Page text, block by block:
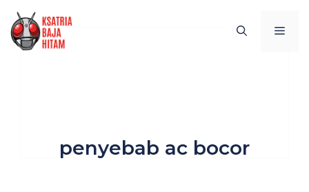
Skip
to
content
penyebab ac bocor